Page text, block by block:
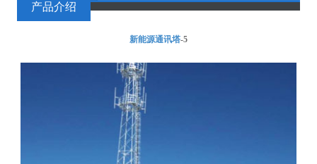
产品介绍
新能源通讯塔-5